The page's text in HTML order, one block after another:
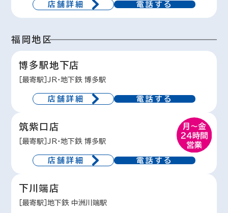
店舗詳細 電話する
福岡地区
博多駅地下店
［最寄駅］JR・地下鉄 博多駅
店舗詳細 電話する
筑紫口店
［最寄駅］JR・地下鉄 博多駅
店舗詳細 電話する
下川端店
［最寄駅］地下鉄 中洲川端駅